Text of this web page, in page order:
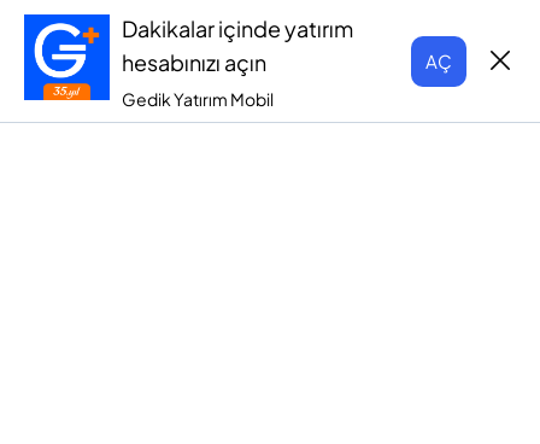
Dakikalar içinde yatırım
hesabınızı açın
Gedik Yatırım Mobil
AÇ